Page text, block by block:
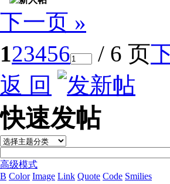
下一页 »
123456 / 6 页
返 回
快速发帖
高级模式
B Color Image Link Quote Code Smilies